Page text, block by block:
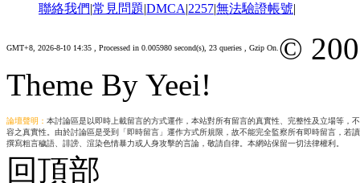
聯絡我們|常見問題|DMCA|2257|無法驗證帳號|
GMT+8, 2026-8-10 14:35 , Processed in 0.005980 second(s), 23 queries , Gzip On. ©
Theme By Yeei!
論壇聲明： 本討論區是以即時上載留言的方式運作，本站對所有留言的真實性、完整性及立場等
容之真實性。由於討論區是受到「即時留言」運作方式所規限，故不能完全監察所有即時留言，
撰寫粗言穢語、誹謗、渲染色情暴力或人身攻擊的言論，敬請自律。本網站保留一切法律權利。
回頂部